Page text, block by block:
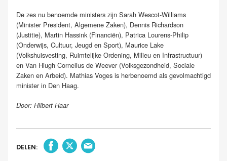
De zes nu benoemde ministers zijn Sarah Wescot-Williams
(Minister President, Algemene Zaken), Dennis Richardson
(Justitie), Martin Hassink (Financiën), Patrica Lourens-Philip
(Onderwijs, Cultuur, Jeugd en Sport), Maurice Lake
(Volkshuisvesting, Ruimtelijke Ordening, Milieu en Infrastructuur)
en Van Hiugh Cornelius de Weever (Volksgezondheid, Sociale
Zaken en Arbeid). Mathias Voges is herbenoemd als gevolmachtigd
minister in Den Haag.
Door: Hilbert Haar
DELEN: